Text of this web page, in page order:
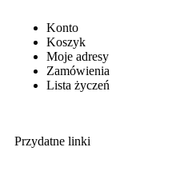
Konto
Koszyk
Moje adresy
Zamówienia
Lista życzeń
Przydatne linki